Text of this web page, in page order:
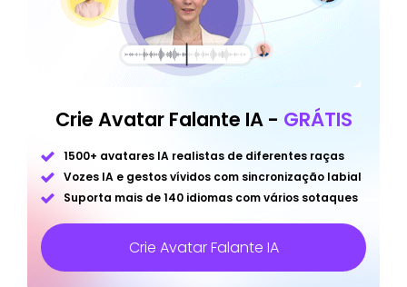
Crie Avatar Falante IA - GRÁTIS
1500+ avatares IA realistas de diferentes raças
Vozes IA e gestos vívidos com sincronização labial
Suporta mais de 140 idiomas com vários sotaques
Crie Avatar Falante IA